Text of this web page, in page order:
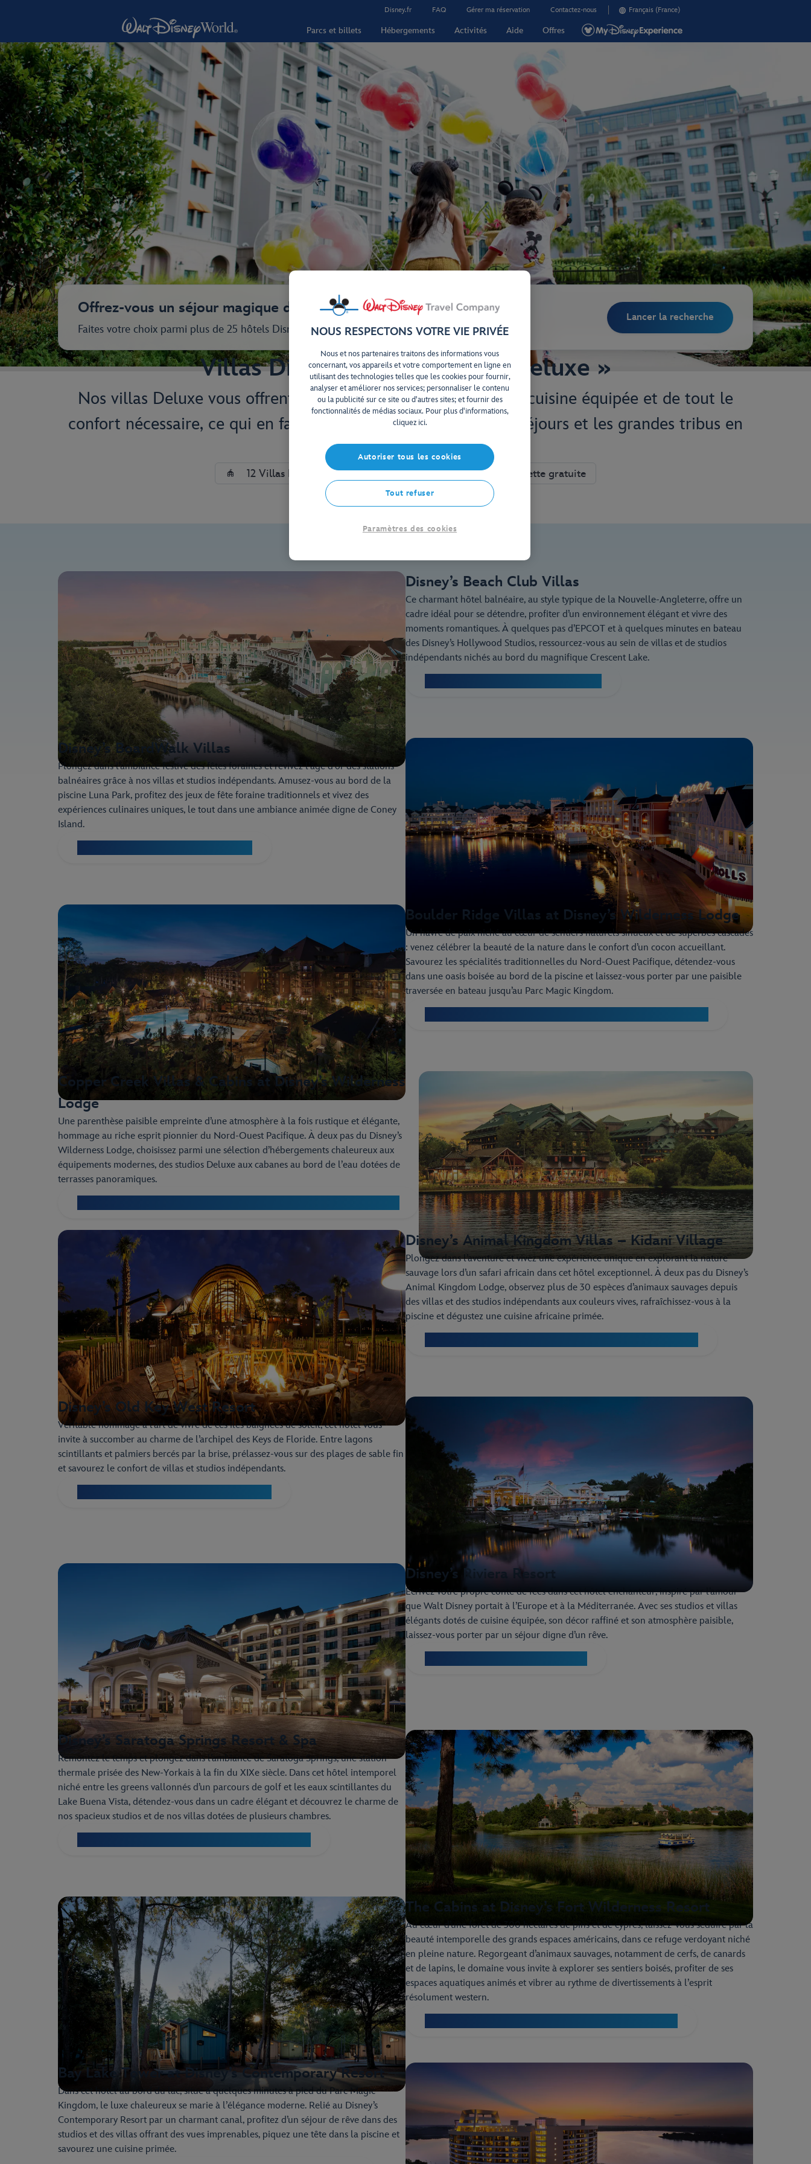
Disney.fr FAQ Gérer ma réservation Contactez-nous Français (France)
Parcs et billets Hébergements Activités Aide Offres
Offrez-vous un séjour magique dans nos Hôtels Disney Resort !
Faites votre choix parmi plus de 25 hôtels Disney d’exception à Walt Disney World
Lancer la recherche
Villas Disney de catégorie « Deluxe »
Nos villas Deluxe vous offrent un espace généreux doté d’une cuisine équipée et de tout le
confort nécessaire, ce qui en fait un choix idéal pour les longs séjours et les grandes tribus en
quête de sérénité.
12 Villas Deluxe Au plus près de la magie Navette gratuite
Disney’s Beach Club Villas
Ce charmant hôtel balnéaire, au style typique de la Nouvelle-Angleterre, offre un
cadre idéal pour se détendre, profiter d’un environnement élégant et vivre des
moments romantiques. À quelques pas d’EPCOT et à quelques minutes en bateau
des Disney’s Hollywood Studios, ressourcez-vous au sein de villas et de studios
indépendants nichés au bord du magnifique Crescent Lake.
Disney’s BoardWalk Villas
Plongez dans l’ambiance festive des fêtes foraines et revivez l’âge d’or des stations
balnéaires grâce à nos villas et studios indépendants. Amusez-vous au bord de la
piscine Luna Park, profitez des jeux de fête foraine traditionnels et vivez des
expériences culinaires uniques, le tout dans une ambiance animée digne de Coney
Island.
Boulder Ridge Villas at Disney’s Wilderness Lodge
Un havre de paix niché au cœur de sentiers naturels sinueux et de superbes cascades
: venez célébrer la beauté de la nature dans le confort d’un cocon accueillant.
Savourez les spécialités traditionnelles du Nord-Ouest Pacifique, détendez-vous
dans une oasis boisée au bord de la piscine et laissez-vous porter par une paisible
traversée en bateau jusqu’au Parc Magic Kingdom.
Copper Creek Villas & Cabins at Disney’s Wilderness
Lodge
Une parenthèse paisible empreinte d’une atmosphère à la fois rustique et élégante,
hommage au riche esprit pionnier du Nord-Ouest Pacifique. À deux pas du Disney’s
Wilderness Lodge, choisissez parmi une sélection d’hébergements chaleureux aux
équipements modernes, des studios Deluxe aux cabanes au bord de l’eau dotées de
terrasses panoramiques.
Disney’s Animal Kingdom Villas – Kidani Village
Plongez dans l’aventure et vivez une expérience unique en explorant la nature
sauvage lors d’un safari africain dans cet hôtel exceptionnel. À deux pas du Disney’s
Animal Kingdom Lodge, observez plus de 30 espèces d’animaux sauvages depuis
des villas et des studios indépendants aux couleurs vives, rafraîchissez-vous à la
piscine et dégustez une cuisine africaine primée.
Disney’s Old Key West Resort
Véritable hommage à l’art de vivre de ces îles baignées de soleil, cet hôtel vous
invite à succomber au charme de l’archipel des Keys de Floride. Entre lagons
scintillants et palmiers bercés par la brise, prélassez-vous sur des plages de sable fin
et savourez le confort de villas et studios indépendants.
Disney’s Riviera Resort
Écrivez votre propre conte de fées dans cet hôtel enchanteur, inspiré par l’amour
que Walt Disney portait à l’Europe et à la Méditerranée. Avec ses studios et villas
élégants dotés de cuisine équipée, son décor raffiné et son atmosphère paisible,
laissez-vous porter par un séjour digne d’un rêve.
Disney’s Saratoga Springs Resort & Spa
Remontez le temps et plongez dans l’ambiance de Saratoga Springs, une station
thermale prisée des New-Yorkais à la fin du XIXe siècle. Dans cet hôtel intemporel
niché entre les greens vallonnés d’un parcours de golf et les eaux scintillantes du
Lake Buena Vista, détendez-vous dans un cadre élégant et découvrez le charme de
nos spacieux studios et de nos villas dotées de plusieurs chambres.
The Cabins at Disney’s Fort Wilderness Resort
Au cœur d’une forêt de 300 hectares de pins et de cyprès, laissez-vous séduire par la
beauté intemporelle des grands espaces américains, dans ce refuge verdoyant niché
en pleine nature. Regorgeant d’animaux sauvages, notamment de cerfs, de canards
et de lapins, le domaine vous invite à explorer ses sentiers boisés, profiter de ses
espaces aquatiques animés et vibrer au rythme de divertissements à l’esprit
résolument western.
Bay Lake Tower at Disney’s Contemporary Resort
Dans cet hôtel au bord du lac, situé à quelques minutes à pied du Parc Magic
Kingdom, le luxe chaleureux se marie à l’élégance moderne. Relié au Disney’s
Contemporary Resort par un charmant canal, profitez d’un séjour de rêve dans des
studios et des villas offrant des vues imprenables, piquez une tête dans la piscine et
savourez une cuisine primée.
NOUS RESPECTONS VOTRE VIE PRIVÉE
Nous et nos partenaires traitons des informations vous
concernant, vos appareils et votre comportement en ligne en
utilisant des technologies telles que les cookies pour fournir,
analyser et améliorer nos services; personnaliser le contenu
ou la publicité sur ce site ou d'autres sites; et fournir des
fonctionnalités de médias sociaux. Pour plus d'informations,
cliquez ici.
Paramètres des cookies
Tout refuser
Autoriser tous les cookies